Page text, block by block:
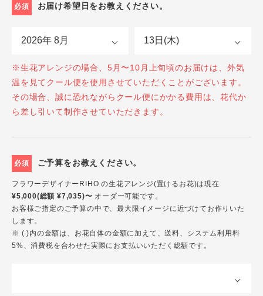
必須 お届け希望日をお教えください。
※生花アレンジの場合、5月〜10月上旬頃のお届けは、外気
温を見てクール便を使用させていただくことがございます。
その場合、誠に恐れながらクール便にかかる費用は、花代か
ら差し引いて制作させていただきます。
必須 ご予算をお教えください。
フラワーデザイナーRIHO の生花アレンジ(置けるお花)は現在
¥5,000(総額 ¥7,035)〜 オーダー可能です。
お客様ご指定のご予算の中で、最大限イメージに近づけてお作りいた
します。
※ ( )内の金額は、お花自体の金額に加えて、送料、システム利用料
5%、消費税を合わせた実際にお支払いいただく総額です。